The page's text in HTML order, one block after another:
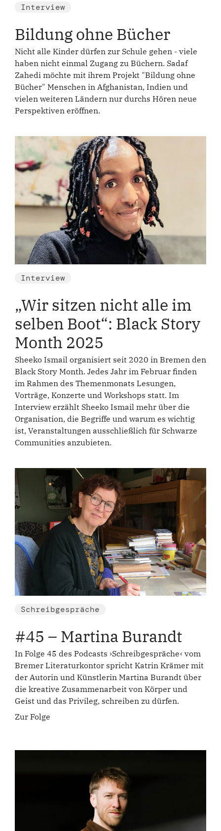
Interview
Bildung ohne Bücher
Nicht alle Kinder dürfen zur Schule gehen - viele
haben nicht einmal Zugang zu Büchern. Sadaf
Zahedi möchte mit ihrem Projekt "Bildung ohne
Bücher" Menschen in Afghanistan, Indien und
vielen weiteren Ländern nur durchs Hören neue
Perspektiven eröffnen.
Interview
„Wir sitzen nicht alle im
selben Boot“: Black Story
Month 2025
Sheeko Ismail organisiert seit 2020 in Bremen den
Black Story Month. Jedes Jahr im Februar finden
im Rahmen des Themenmonats Lesungen,
Vorträge, Konzerte und Workshops statt. Im
Interview erzählt Sheeko Ismail mehr über die
Organisation, die Begriffe und warum es wichtig
ist, Veranstaltungen ausschließlich für Schwarze
Communities anzubieten.
Schreibgespräche
#45 – Martina Burandt
In Folge 45 des Podcasts ›Schreibgespräche‹ vom
Bremer Literaturkontor spricht Katrin Krämer mit
der Autorin und Künstlerin Martina Burandt über
die kreative Zusammenarbeit von Körper und
Geist und das Privileg, schreiben zu dürfen.
Zur Folge